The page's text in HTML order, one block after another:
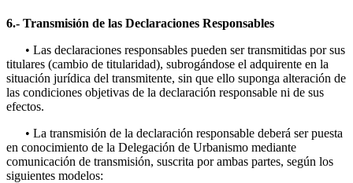
6.- Transmisión de las Declaraciones Responsables
• Las declaraciones responsables pueden ser transmitidas por sus
titulares (cambio de titularidad), subrogándose el adquirente en la
situación jurídica del transmitente, sin que ello suponga alteración de
las condiciones objetivas de la declaración responsable ni de sus
efectos.
• La transmisión de la declaración responsable deberá ser puesta
en conocimiento de la Delegación de Urbanismo mediante
comunicación de transmisión, suscrita por ambas partes, según los
siguientes modelos: